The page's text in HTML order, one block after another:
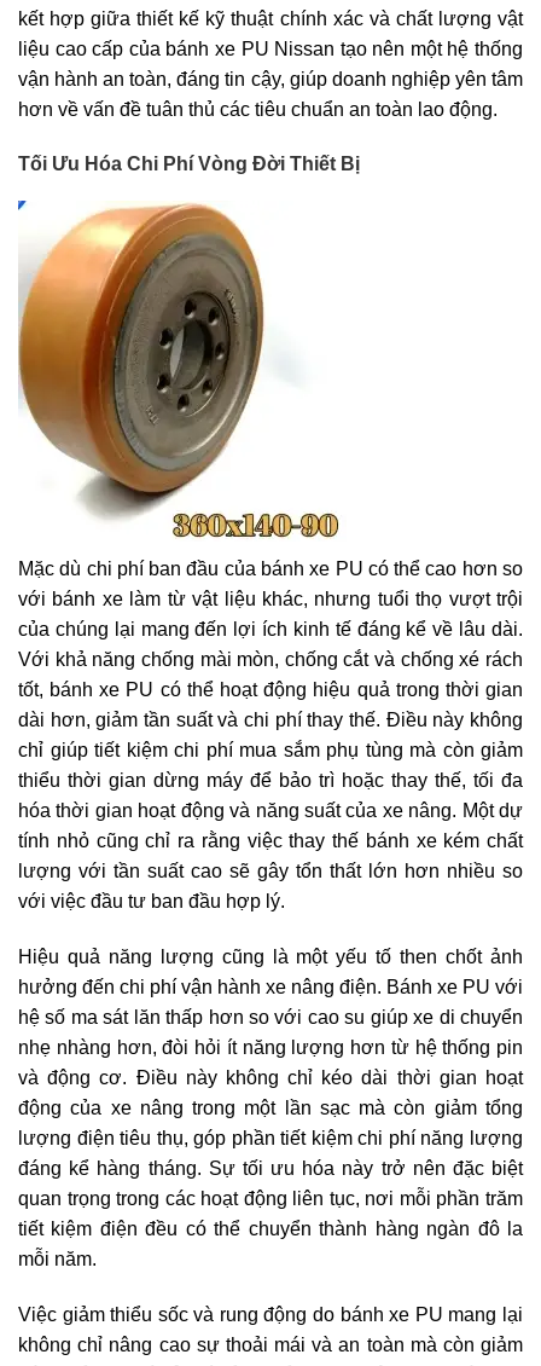
kết hợp giữa thiết kế kỹ thuật chính xác và chất lượng vật
liệu cao cấp của bánh xe PU Nissan tạo nên một hệ thống
vận hành an toàn, đáng tin cậy, giúp doanh nghiệp yên tâm
hơn về vấn đề tuân thủ các tiêu chuẩn an toàn lao động.
Tối Ưu Hóa Chi Phí Vòng Đời Thiết Bị
Mặc dù chi phí ban đầu của bánh xe PU có thể cao hơn so
với bánh xe làm từ vật liệu khác, nhưng tuổi thọ vượt trội
của chúng lại mang đến lợi ích kinh tế đáng kể về lâu dài.
Với khả năng chống mài mòn, chống cắt và chống xé rách
tốt, bánh xe PU có thể hoạt động hiệu quả trong thời gian
dài hơn, giảm tần suất và chi phí thay thế. Điều này không
chỉ giúp tiết kiệm chi phí mua sắm phụ tùng mà còn giảm
thiểu thời gian dừng máy để bảo trì hoặc thay thế, tối đa
hóa thời gian hoạt động và năng suất của xe nâng. Một dự
tính nhỏ cũng chỉ ra rằng việc thay thế bánh xe kém chất
lượng với tần suất cao sẽ gây tổn thất lớn hơn nhiều so
với việc đầu tư ban đầu hợp lý.
Hiệu quả năng lượng cũng là một yếu tố then chốt ảnh
hưởng đến chi phí vận hành xe nâng điện. Bánh xe PU với
hệ số ma sát lăn thấp hơn so với cao su giúp xe di chuyển
nhẹ nhàng hơn, đòi hỏi ít năng lượng hơn từ hệ thống pin
và động cơ. Điều này không chỉ kéo dài thời gian hoạt
động của xe nâng trong một lần sạc mà còn giảm tổng
lượng điện tiêu thụ, góp phần tiết kiệm chi phí năng lượng
đáng kể hàng tháng. Sự tối ưu hóa này trở nên đặc biệt
quan trọng trong các hoạt động liên tục, nơi mỗi phần trăm
tiết kiệm điện đều có thể chuyển thành hàng ngàn đô la
mỗi năm.
Việc giảm thiểu sốc và rung động do bánh xe PU mang lại
không chỉ nâng cao sự thoải mái và an toàn mà còn giảm